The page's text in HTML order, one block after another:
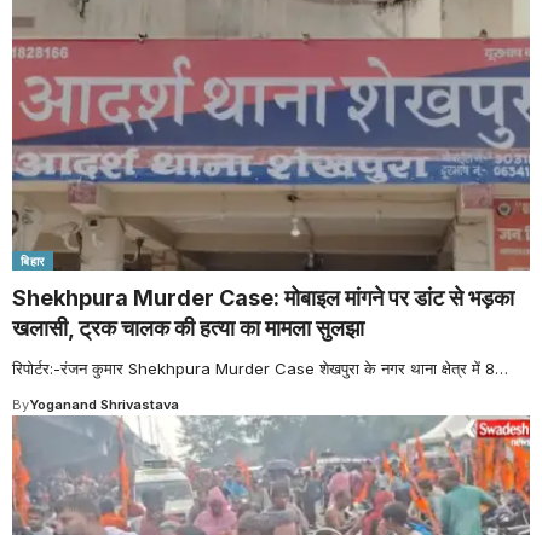
बिहार
Shekhpura Murder Case: मोबाइल मांगने पर डांट से भड़का
खलासी, ट्रक चालक की हत्या का मामला सुलझा
रिपोर्टर:-रंजन कुमार Shekhpura Murder Case शेखपुरा के नगर थाना क्षेत्र में 8…
ByYoganand Shrivastava